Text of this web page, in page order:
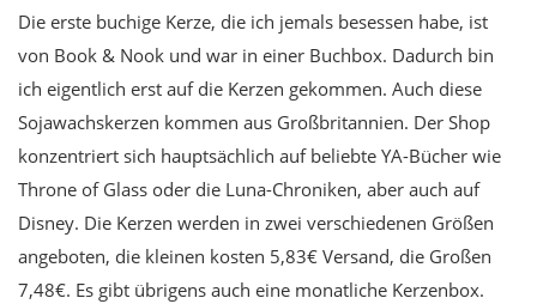
Die erste buchige Kerze, die ich jemals besessen habe, ist
von Book & Nook und war in einer Buchbox. Dadurch bin
ich eigentlich erst auf die Kerzen gekommen. Auch diese
Sojawachskerzen kommen aus Großbritannien. Der Shop
konzentriert sich hauptsächlich auf beliebte YA-Bücher wie
Throne of Glass oder die Luna-Chroniken, aber auch auf
Disney. Die Kerzen werden in zwei verschiedenen Größen
angeboten, die kleinen kosten 5,83€ Versand, die Großen
7,48€. Es gibt übrigens auch eine monatliche Kerzenbox.